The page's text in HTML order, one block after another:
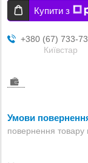
Купити з
+380 (67) 733-
Київстар
повернення товару